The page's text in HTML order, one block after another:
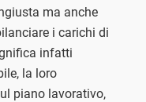
ma anche
i carichi di
infatti
la loro
piano lavorativo,